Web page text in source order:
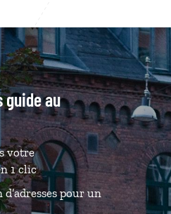
guide au
votre
1 clic
pour un